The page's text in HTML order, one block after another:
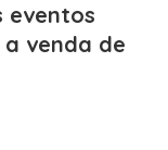
eventos
venda de